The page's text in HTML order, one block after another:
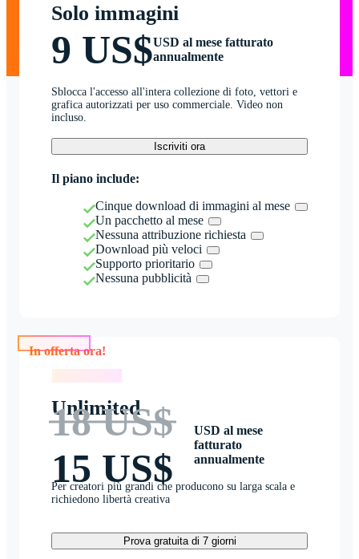
Solo immagini
9 US$USD al mese fatturato
annualmente
Sblocca l'accesso all'intera collezione di foto, vettori e
grafica autorizzati per uso commerciale. Video non
incluso.
Iscriviti ora
Il piano include:
Cinque download di immagini al mese
Un pacchetto al mese
Nessuna attribuzione richiesta
Download più veloci
Supporto prioritario
Nessuna pubblicità
Unlimited
18 US$
15 US$
USD al mese
fatturato
annualmente
Per creatori più grandi che producono su larga scala e
richiedono libertà creativa
Prova gratuita di 7 giorni